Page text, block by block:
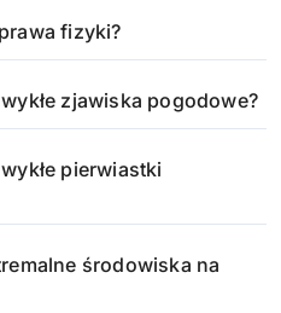
fizyki?
zjawiska pogodowe?
pierwiastki
środowiska na